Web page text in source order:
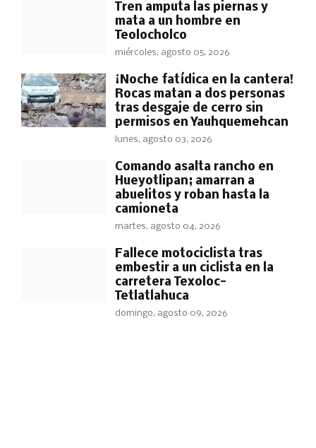
Tren amputa las piernas y
mata a un hombre en
Teolocholco
miércoles, agosto 05, 2026
​¡Noche fatídica en la cantera!
Rocas matan a dos personas
tras desgaje de cerro sin
permisos en Yauhquemehcan
lunes, agosto 03, 2026
Comando asalta rancho en
Hueyotlipan; amarran a
abuelitos y roban hasta la
camioneta
martes, agosto 04, 2026
Fallece motociclista tras
embestir a un ciclista en la
carretera Texoloc-
Tetlatlahuca
domingo, agosto 09, 2026